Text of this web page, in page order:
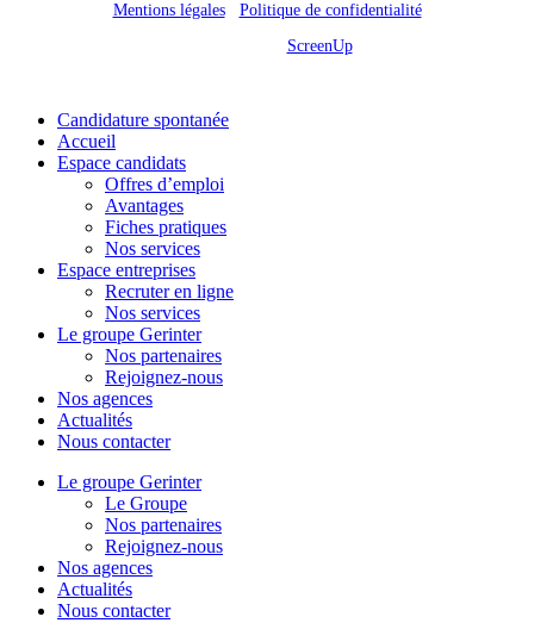
Mentions légales/ Politique de confidentialité
ScreenUp
Close
Menu
Candidature spontanée
Accueil
Espace candidats
Offres d’emploi
Avantages
Fiches pratiques
Nos services
Espace entreprises
Recruter en ligne
Nos services
Le groupe Gerinter
Nos partenaires
Rejoignez-nous
Nos agences
Actualités
Nous contacter
Le groupe Gerinter
Le Groupe
Nos partenaires
Rejoignez-nous
Nos agences
Actualités
Nous contacter